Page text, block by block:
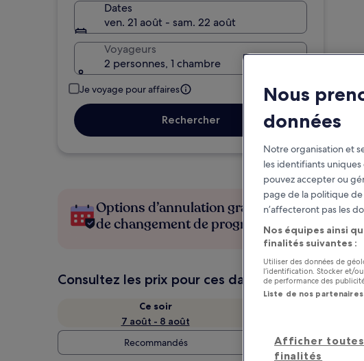
Dates
ven. 21 août - sam. 22 août
Voyageurs
2 personnes, 1 chambre
Je voyage pour affaires
Rechercher
Options d’annulation gratuite en cas
de changement de programme
Consultez les prix pour ces dates
Ce soir
7 août - 8 août
Recommandés
Prix
Nous
données
Notre organisation et
les identifiants
pouvez accepter ou
page de la politique
n’affecteront pas les
Nos équipes ainsi
finalités suivantes :
Utiliser des données de
l’identification. Stocker et/
de performance des
Liste de nos
Afficher
finalités